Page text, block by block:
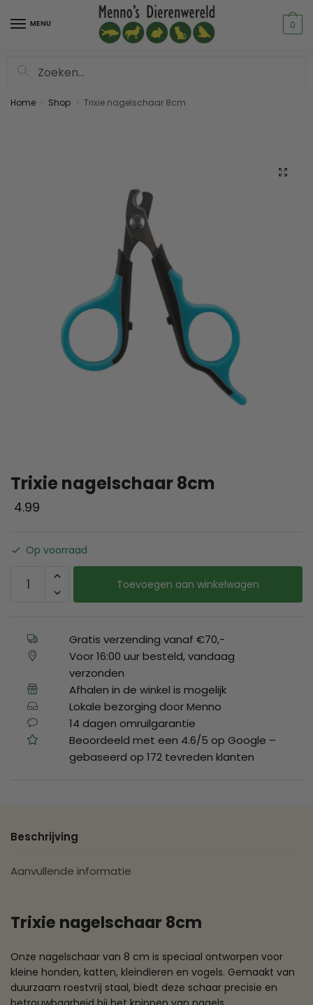
MENU 0
Home Shop Trixie nagelschaar 8cm
Trixie nagelschaar 8cm
4.99
Op voorraad
Toevoegen aan winkelwagen
Gratis verzending vanaf €70,-
Voor 16:00 uur besteld, vandaag
verzonden
Afhalen in de winkel is mogelijk
Lokale bezorging door Menno
14 dagen omruilgarantie
Beoordeeld met een 4.6/5 op Google –
gebaseerd op 172 tevreden klanten
Beschrijving
Aanvullende informatie
Trixie nagelschaar 8cm
Onze nagelschaar van 8 cm is speciaal ontworpen voor
kleine honden, katten, kleindieren en vogels. Gemaakt van
duurzaam roestvrij staal, biedt deze schaar precisie en